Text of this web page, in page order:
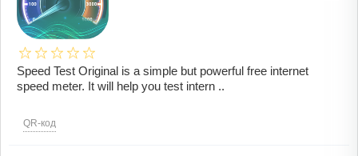
Speed Test Original is a simple but powerful free internet
speed meter. It will help you test intern ..
QR-код